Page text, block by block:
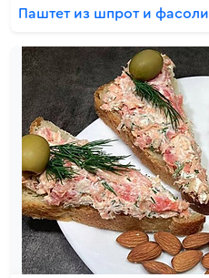
Паштет из шпрот и фасоли